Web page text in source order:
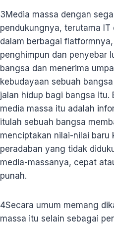
3Media massa dengan
pendukungnya, terutama
dalam berbagai
penghimpun dan penyebar
bangsa dan menerima
kebudayaan sebuah
jalan hidup bagi bangsa itu.
media massa itu adalah
itulah sebuah bangsa
menciptakan nilai-nilai baru
peradaban yang tidak
media-massanya, cepat
punah.
4Secara umum memang
massa itu selain sebagai